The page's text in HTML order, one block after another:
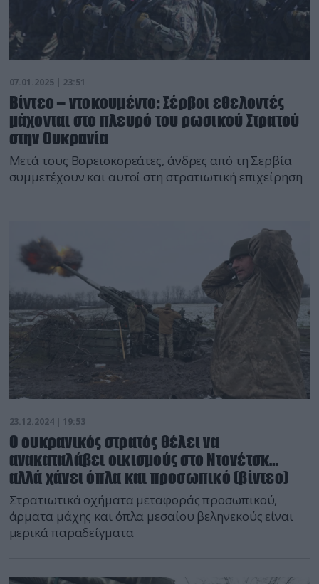
07.01.2025 | 23:51
Βίντεο – ντοκουμέντο: Σέρβοι εθελοντές
μάχονται στο πλευρό του ρωσικού Στρατού
στην Ουκρανία
Μετά τους Βορειοκορεάτες, άνδρες από τη Σερβία
συμμετέχουν και αυτοί στη στρατιωτική επιχείρηση
23.12.2024 | 19:53
Ο ουκρανικός στρατός θέλει να
ανακαταλάβει οικισμούς στο Ντονέτσκ…
αλλά χάνει όπλα και προσωπικό (βίντεο)
Στρατιωτικά οχήματα μεταφοράς προσωπικού,
άρματα μάχης και όπλα μεσαίου βεληνεκούς είναι
μερικά παραδείγματα